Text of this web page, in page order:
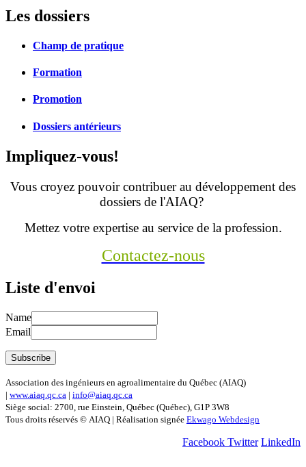
Les dossiers
Champ de pratique
Formation
Promotion
Dossiers antérieurs
Impliquez-vous!
Vous croyez pouvoir contribuer au développement des
dossiers de l'AIAQ?
Mettez votre expertise au service de la profession.
Contactez-nous
Liste d'envoi
Name
Email
Association des ingénieurs en agroalimentaire du Québec (AIAQ)
| www.aiaq.qc.ca | info@aiaq.qc.ca
Siège social: 2700, rue Einstein, Québec (Québec), G1P 3W8
Tous droits réservés © AIAQ | Réalisation signée Ekwago Webdesign
Facebook Twitter LinkedIn